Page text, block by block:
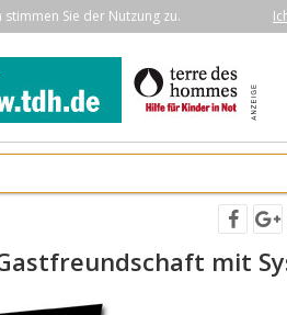
Sie der Nutzung zu.
mit